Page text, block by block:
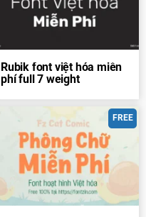
Rubik font việt hóa miễn
phí full 7 weight
FREE